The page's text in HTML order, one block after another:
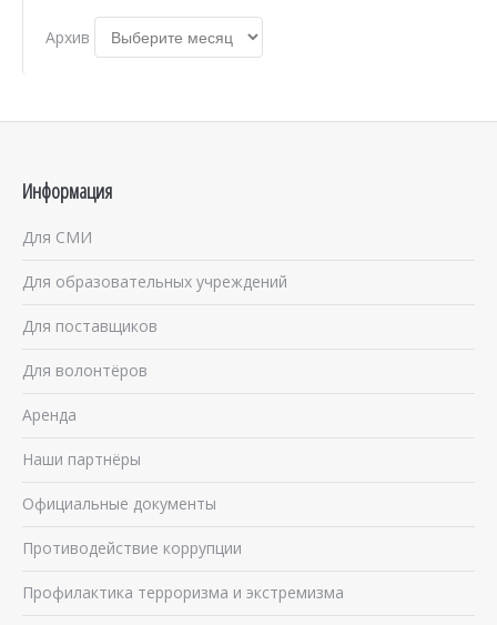
Архив
Информация
Для СМИ
Для образовательных учреждений
Для поставщиков
Для волонтёров
Аренда
Наши партнёры
Официальные документы
Противодействие коррупции
Профилактика терроризма и экстремизма